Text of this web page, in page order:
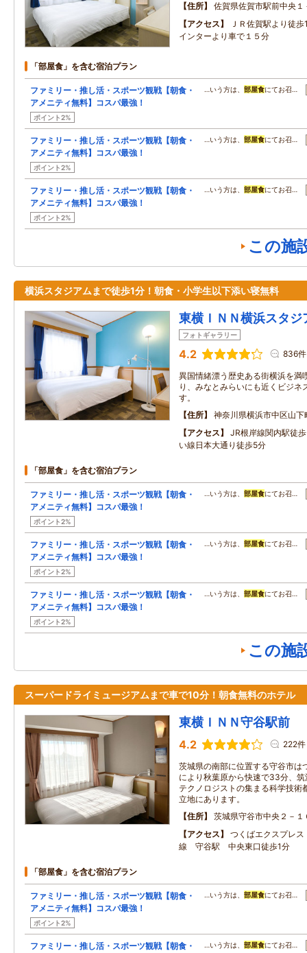
住所
佐賀県佐賀市駅前中央１
アクセス
ＪＲ佐賀駅より徒
インターより車で１５分
「部屋食」を含む宿泊プラン
ファミリー・推し活・スポーツ観戦【朝食・
アメニティ無料】コスパ最強！
ポイント2%
…いう方は、 部屋食にてお召…
ファミリー・推し活・スポーツ観戦【朝食・
アメニティ無料】コスパ最強！
ポイント2%
…いう方は、 部屋食にてお召…
ファミリー・推し活・スポーツ観戦【朝食・
アメニティ無料】コスパ最強！
ポイント2%
…いう方は、 部屋食にてお召…
この施
横浜スタジアムまで徒歩1分！朝食・小学生以下添い寝無料
東横ＩＮＮ横浜スタジ
フォトギャラリー
4.2 836件
異国情緒漂う歴史ある街横浜を満
り、みなとみらいにも近くビジネ
す。
住所
神奈川県横浜市中区山下
アクセス
JR根岸線関内駅徒
い線日本大通り徒歩5分
「部屋食」を含む宿泊プラン
ファミリー・推し活・スポーツ観戦【朝食・
アメニティ無料】コスパ最強！
ポイント2%
…いう方は、 部屋食にてお召…
ファミリー・推し活・スポーツ観戦【朝食・
アメニティ無料】コスパ最強！
ポイント2%
…いう方は、 部屋食にてお召…
ファミリー・推し活・スポーツ観戦【朝食・
アメニティ無料】コスパ最強！
ポイント2%
…いう方は、 部屋食にてお召…
この施
スーパードライミュージアムまで車で10分！朝食無料のホテル
東横ＩＮＮ守谷駅前
4.2 222件
茨城県の南部に位置する守谷市は
により秋葉原から快速で33分、
テクノロジストの集まる科学技術
立地にあります。
住所
茨城県守谷市中央２－１
アクセス
つくばエクスプレ
線 守谷駅 中央東口徒歩1分
「部屋食」を含む宿泊プラン
ファミリー・推し活・スポーツ観戦【朝食・
アメニティ無料】コスパ最強！
ポイント2%
…いう方は、 部屋食にてお召…
ファミリー・推し活・スポーツ観戦【朝食・ …いう方は、 部屋食にてお召…